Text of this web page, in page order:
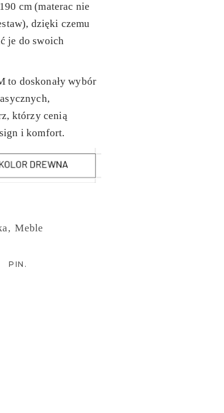
cm (materac nie
dzięki czemu
je do swoich
to doskonały wybór
którzy cenią
i komfort.
Meble
PIN